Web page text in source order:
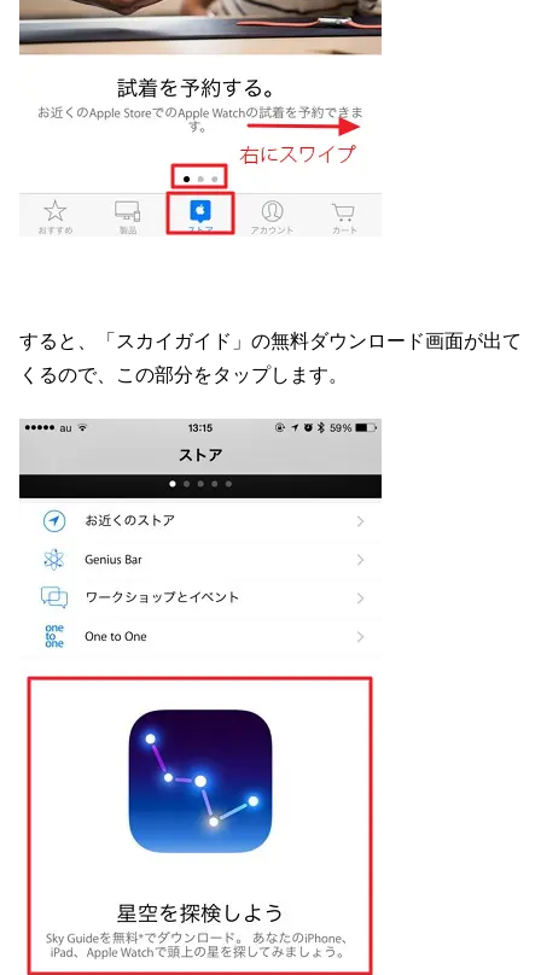
すると、「スカイガイド」の無料ダウンロード画面が出て
くるので、この部分をタップします。